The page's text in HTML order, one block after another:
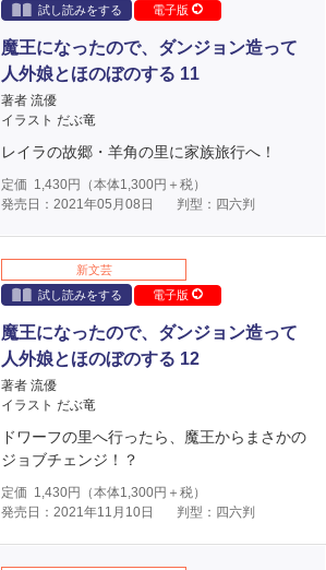
試し読みをする
電子版
魔王になったので、ダンジョン造って
人外娘とほのぼのする 11
著者 流優
イラスト だぶ竜
レイラの故郷・羊角の里に家族旅行へ！
定価 1,430円（本体1,300円＋税）
発売日：2021年05月08日
判型：四六判
新文芸
試し読みをする
電子版
魔王になったので、ダンジョン造って
人外娘とほのぼのする 12
著者 流優
イラスト だぶ竜
ドワーフの里へ行ったら、魔王からまさかの
ジョブチェンジ！？
定価 1,430円（本体1,300円＋税）
発売日：2021年11月10日
判型：四六判